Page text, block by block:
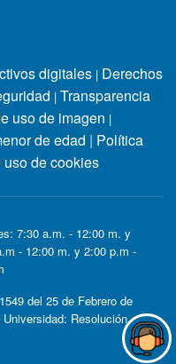
digitales | Derechos
| Transparencia
uso de imagen |
de edad | Política
uso de cookies
7:30 a.m. - 12:00 m. y
- 12:00 m. y 2:00 p.m -
del 25 de Febrero de
Resolución